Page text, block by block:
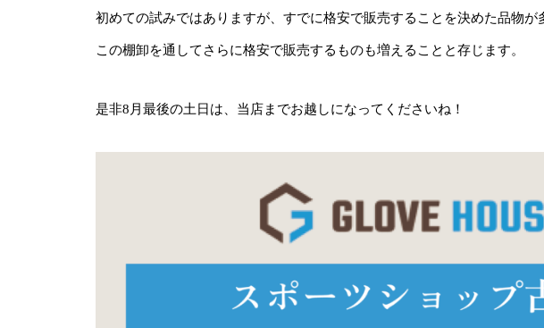
初めての試みではありますが、すでに格安で販売することを決めた品物が
この棚卸を通してさらに格安で販売するものも増えることと存じます。
是非8月最後の土日は、当店までお越しになってくださいね！
木製バットが折